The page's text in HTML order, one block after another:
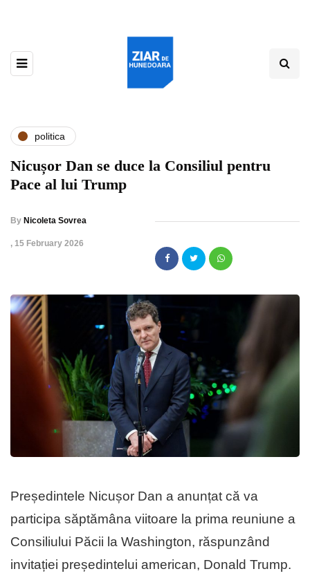
politica
Nicușor Dan se duce la Consiliul pentru
Pace al lui Trump
By Nicoleta Sovrea
, 15 February 2026
Președintele Nicușor Dan a anunțat că va
participa săptămâna viitoare la prima reuniune a
Consiliului Păcii la Washington, răspunzând
invitației președintelui american, Donald Trump.